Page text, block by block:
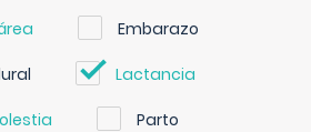
Embarazo
Lactancia
Parto